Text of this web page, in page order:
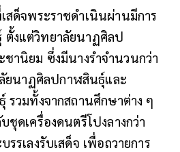
สด็จพระราชดำเนินผ่านมีการ
งแต่วิทยาลัยนาฏศิลป
านิยม ซึ่งมีนางรำจำนวนกว่า
ยนาฏศิลปกาฬสินธุ์และ
รวมทั้งจากสถานศึกษาต่าง ๆ
ดเครื่องดนตรีโปงลางกว่า
รเลงรับเสด็จ เพื่อถวายการ